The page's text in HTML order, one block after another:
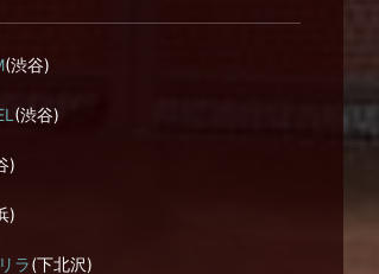
(渋谷)
(渋谷)
)
)
ラ(下北沢)